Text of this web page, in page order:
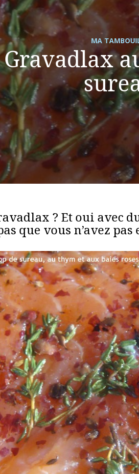
MA
Gravadlax
? Et oui avec
que vous n’avez pas